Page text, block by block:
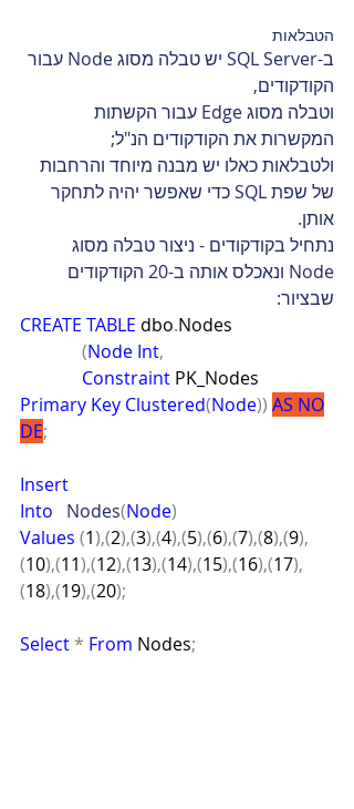
הטבלאות
ב-SQL Server יש טבלה מסוג Node עבור
הקודקודים,
וטבלה מסוג Edge עבור הקשתות
המקשרות את הקודקודים הנ"ל;
ולטבלאות כאלו יש מבנה מיוחד והרחבות
של שפת SQL כדי שאפשר יהיה לתחקר
אותן.
נתחיל בקודקודים - ניצור טבלה מסוג
Node ונאכלס אותה ב-20 הקודקודים
שבציור:
CREATE TABLE dbo.Nodes
(Node Int,
Constraint PK_Nodes
Primary Key Clustered(Node)) AS NO
DE;
Insert
Into Nodes(Node)
Values (1),(2),(3),(4),(5),(6),(7),(8),(9),
(10),(11),(12),(13),(14),(15),(16),(17),
(18),(19),(20);
Select* From Nodes;